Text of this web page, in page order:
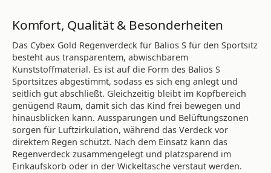
Komfort, Qualität & Besonderheiten
Das Cybex Gold Regenverdeck für Balios S für den Sportsitz
besteht aus transparentem, abwischbarem
Kunststoffmaterial. Es ist auf die Form des Balios S
Sportsitzes abgestimmt, sodass es sich eng anlegt und
seitlich gut abschließt. Gleichzeitig bleibt im Kopfbereich
genügend Raum, damit sich das Kind frei bewegen und
hinausblicken kann. Aussparungen und Belüftungszonen
sorgen für Luftzirkulation, während das Verdeck vor
direktem Regen schützt. Nach dem Einsatz kann das
Regenverdeck zusammengelegt und platzsparend im
Einkaufskorb oder in der Wickeltasche verstaut werden.